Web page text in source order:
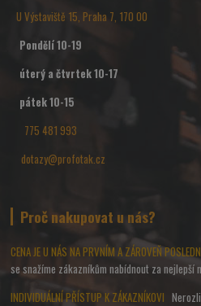
U Výstaviště 15, Praha 7, 170 00
Pondělí 10-19
úterý a čtvrtek 10-17
pátek 10-15
775 481 993
dotazy@profotak.cz
Proč nakupovat u nás?
CENA JE U NÁS NA PRVNÍM A ZÁROVEŇ
se snažíme zákazníkům nabídnout za nejlepší
INDIVIDUÁLNÍ PŘÍSTUP K ZÁKAZNÍKOVI